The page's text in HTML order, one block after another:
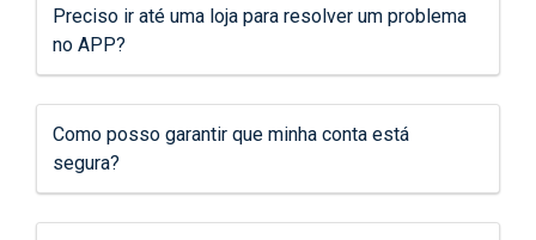
Preciso ir até uma loja para resolver um problema
no APP?
Como posso garantir que minha conta está
segura?